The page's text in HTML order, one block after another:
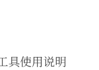
具使用说明